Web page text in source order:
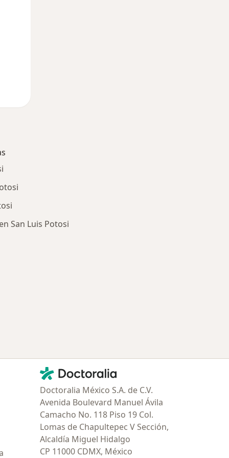
San Luis Potosi
Contacto
Doctoralia - Página de inicio
Doctoralia México S.A. de C.V.
Avenida Boulevard Manuel Ávila
Camacho No. 118 Piso 19 Col.
Lomas de Chapultepec V Sección,
Alcaldía Miguel Hidalgo
CP 11000 CDMX, México